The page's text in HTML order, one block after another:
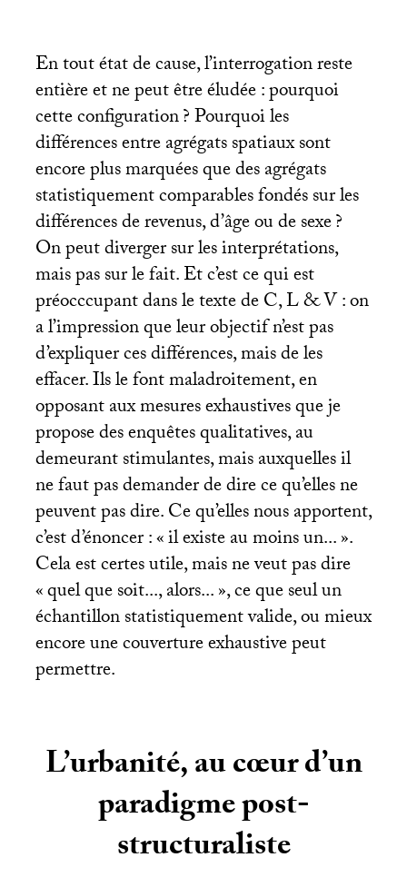
En tout état de cause, l’interrogation reste
entière et ne peut être éludée : pourquoi
cette configuration? Pourquoi les
différences entre agrégats spatiaux sont
encore plus marquées que des agrégats
statistiquement comparables fondés sur les
différences de revenus, d’âge ou de sexe?
On peut diverger sur les interprétations,
mais pas sur le fait. Et c’est ce qui est
préocccupant dans le texte de C, L & V : on
a l’impression que leur objectif n’est pas
d’expliquer ces différences, mais de les
effacer. Ils le font maladroitement, en
opposant aux mesures exhaustives que je
propose des enquêtes qualitatives, au
demeurant stimulantes, mais auxquelles il
ne faut pas demander de dire ce qu’elles ne
peuvent pas dire. Ce qu’elles nous apportent,
c’est d’énoncer : «il existe au moins un...».
Cela est certes utile, mais ne veut pas dire
«quel que soit..., alors...», ce que seul un
échantillon statistiquement valide, ou mieux
encore une couverture exhaustive peut
permettre.
L’urbanité, au cœur d’un
paradigme post-
structuraliste